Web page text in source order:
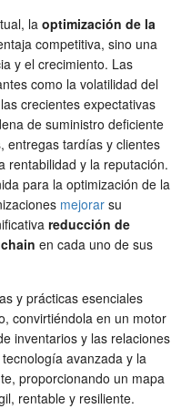
la optimización de la
competitiva, sino una
y el crecimiento. Las
como la volatilidad del
crecientes expectativas
de suministro deficiente
entregas tardías y clientes
rentabilidad y la reputación.
para la optimización de la
mejorar su
reducción de
en cada uno de sus
y prácticas esenciales
convirtiéndola en un motor
inventarios y las relaciones
avanzada y la
proporcionando un mapa
rentable y resiliente.